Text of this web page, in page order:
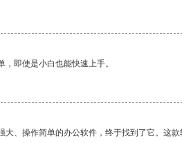
即使是小白也能快速上手。
大、操作简单的办公软件，终于找到了它。这